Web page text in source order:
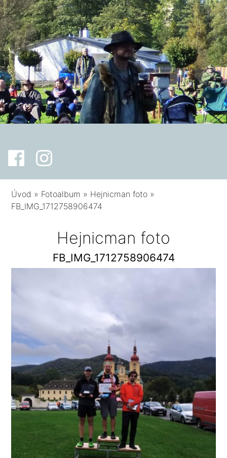
Úvod » Fotoalbum » Hejnicman foto »
FB_IMG_1712758906474
Hejnicman foto
FB_IMG_1712758906474